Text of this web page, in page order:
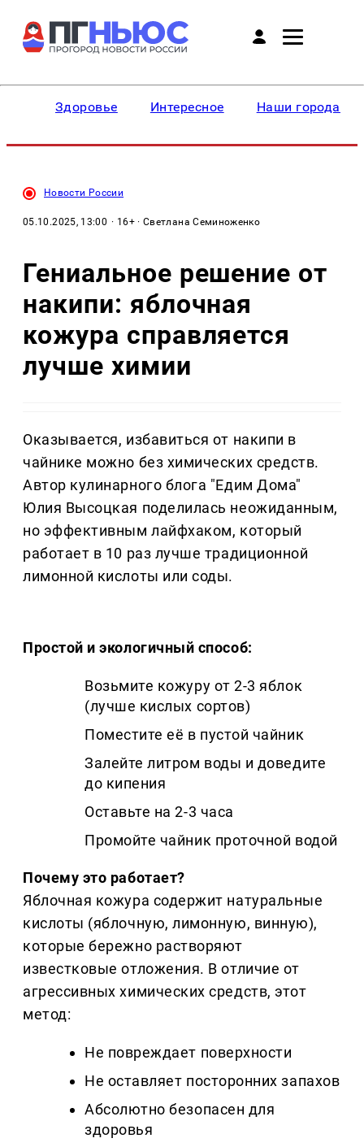
Здоровье Интересное Наши города
Новости России
05.10.2025, 13:00 · 16+ · Светлана Семиноженко
Гениальное решение от
накипи: яблочная
кожура справляется
лучше химии
Оказывается, избавиться от накипи в
чайнике можно без химических средств.
Автор кулинарного блога "Едим Дома"
Юлия Высоцкая поделилась неожиданным,
но эффективным лайфхаком, который
работает в 10 раз лучше традиционной
лимонной кислоты или соды.
Простой и экологичный способ:
Возьмите кожуру от 2-3 яблок
(лучше кислых сортов)
Поместите её в пустой чайник
Залейте литром воды и доведите
до кипения
Оставьте на 2-3 часа
Промойте чайник проточной водой
Почему это работает?
Яблочная кожура содержит натуральные
кислоты (яблочную, лимонную, винную),
которые бережно растворяют
известковые отложения. В отличие от
агрессивных химических средств, этот
метод:
Не повреждает поверхности
Не оставляет посторонних запахов
Абсолютно безопасен для
здоровья